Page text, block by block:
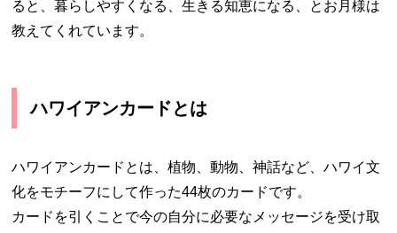
ると、暮らしやすくなる、生きる知恵になる、とお月様は
教えてくれています。
ハワイアンカードとは
ハワイアンカードとは、植物、動物、神話など、ハワイ文
化をモチーフにして作った44枚のカードです。
カードを引くことで今の自分に必要なメッセージを受け取